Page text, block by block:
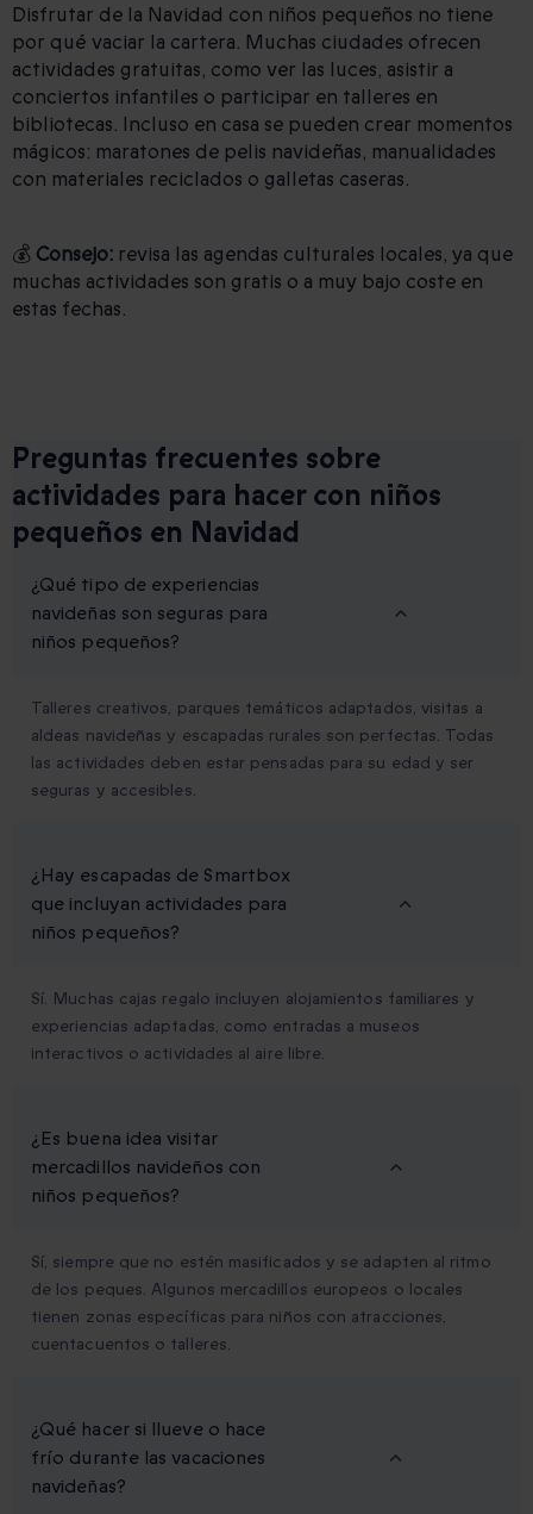
Disfrutar de la Navidad con niños pequeños no tiene
por qué vaciar la cartera. Muchas ciudades ofrecen
actividades gratuitas, como ver las luces, asistir a
conciertos infantiles o participar en talleres en
bibliotecas. Incluso en casa se pueden crear momentos
mágicos: maratones de pelis navideñas, manualidades
con materiales reciclados o galletas caseras.
💰 Consejo: revisa las agendas culturales locales, ya que
muchas actividades son gratis o a muy bajo coste en
estas fechas.
Preguntas frecuentes sobre
actividades para hacer con niños
pequeños en Navidad
¿Qué tipo de experiencias
navideñas son seguras para
niños pequeños?
Talleres creativos, parques temáticos adaptados, visitas a
aldeas navideñas y escapadas rurales son perfectas. Todas
las actividades deben estar pensadas para su edad y ser
seguras y accesibles.
¿Hay escapadas de Smartbox
que incluyan actividades para
niños pequeños?
Sí. Muchas cajas regalo incluyen alojamientos familiares y
experiencias adaptadas, como entradas a museos
interactivos o actividades al aire libre.
¿Es buena idea visitar
mercadillos navideños con
niños pequeños?
Sí, siempre que no estén masificados y se adapten al ritmo
de los peques. Algunos mercadillos europeos o locales
tienen zonas específicas para niños con atracciones,
cuentacuentos o talleres.
¿Qué hacer si llueve o hace
frío durante las vacaciones
navideñas?